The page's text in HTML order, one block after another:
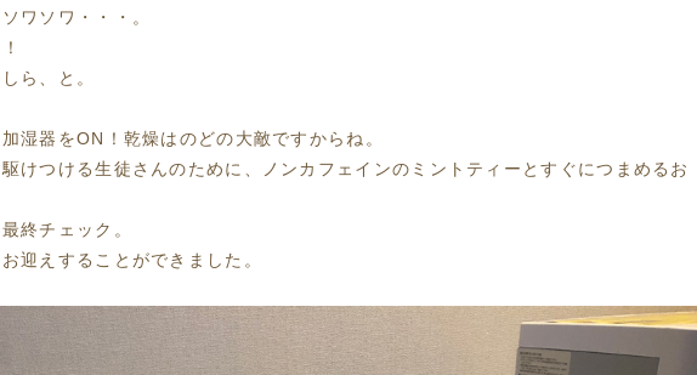
ワソワ・・・。
ら、と。
湿器をON！乾燥はのどの大敵ですからね。
けつける生徒さんのために、ノンカフェインのミントティーとすぐにつまめるお
終チェック。
迎えすることができました。